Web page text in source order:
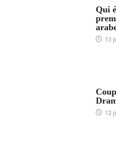
Qui
13
12